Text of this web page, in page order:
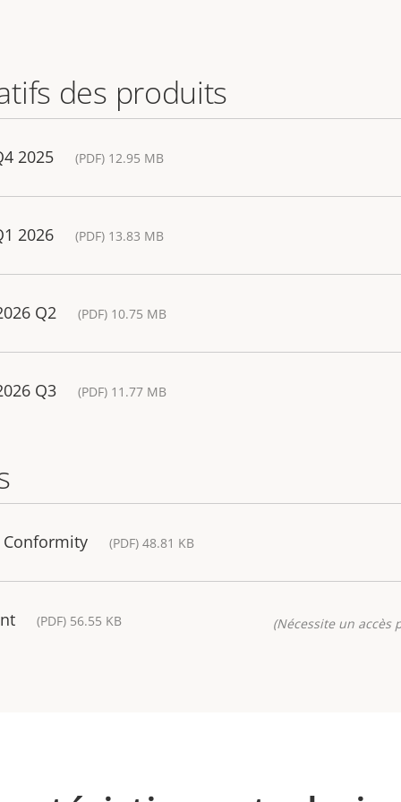
des produits
2025 (PDF) 12.95 MB
2026 (PDF) 13.83 MB
Q2 (PDF) 10.75 MB
Q3 (PDF) 11.77 MB
Conformity (PDF) 48.81 KB
(PDF) 56.55 KB (Nécessite un accès